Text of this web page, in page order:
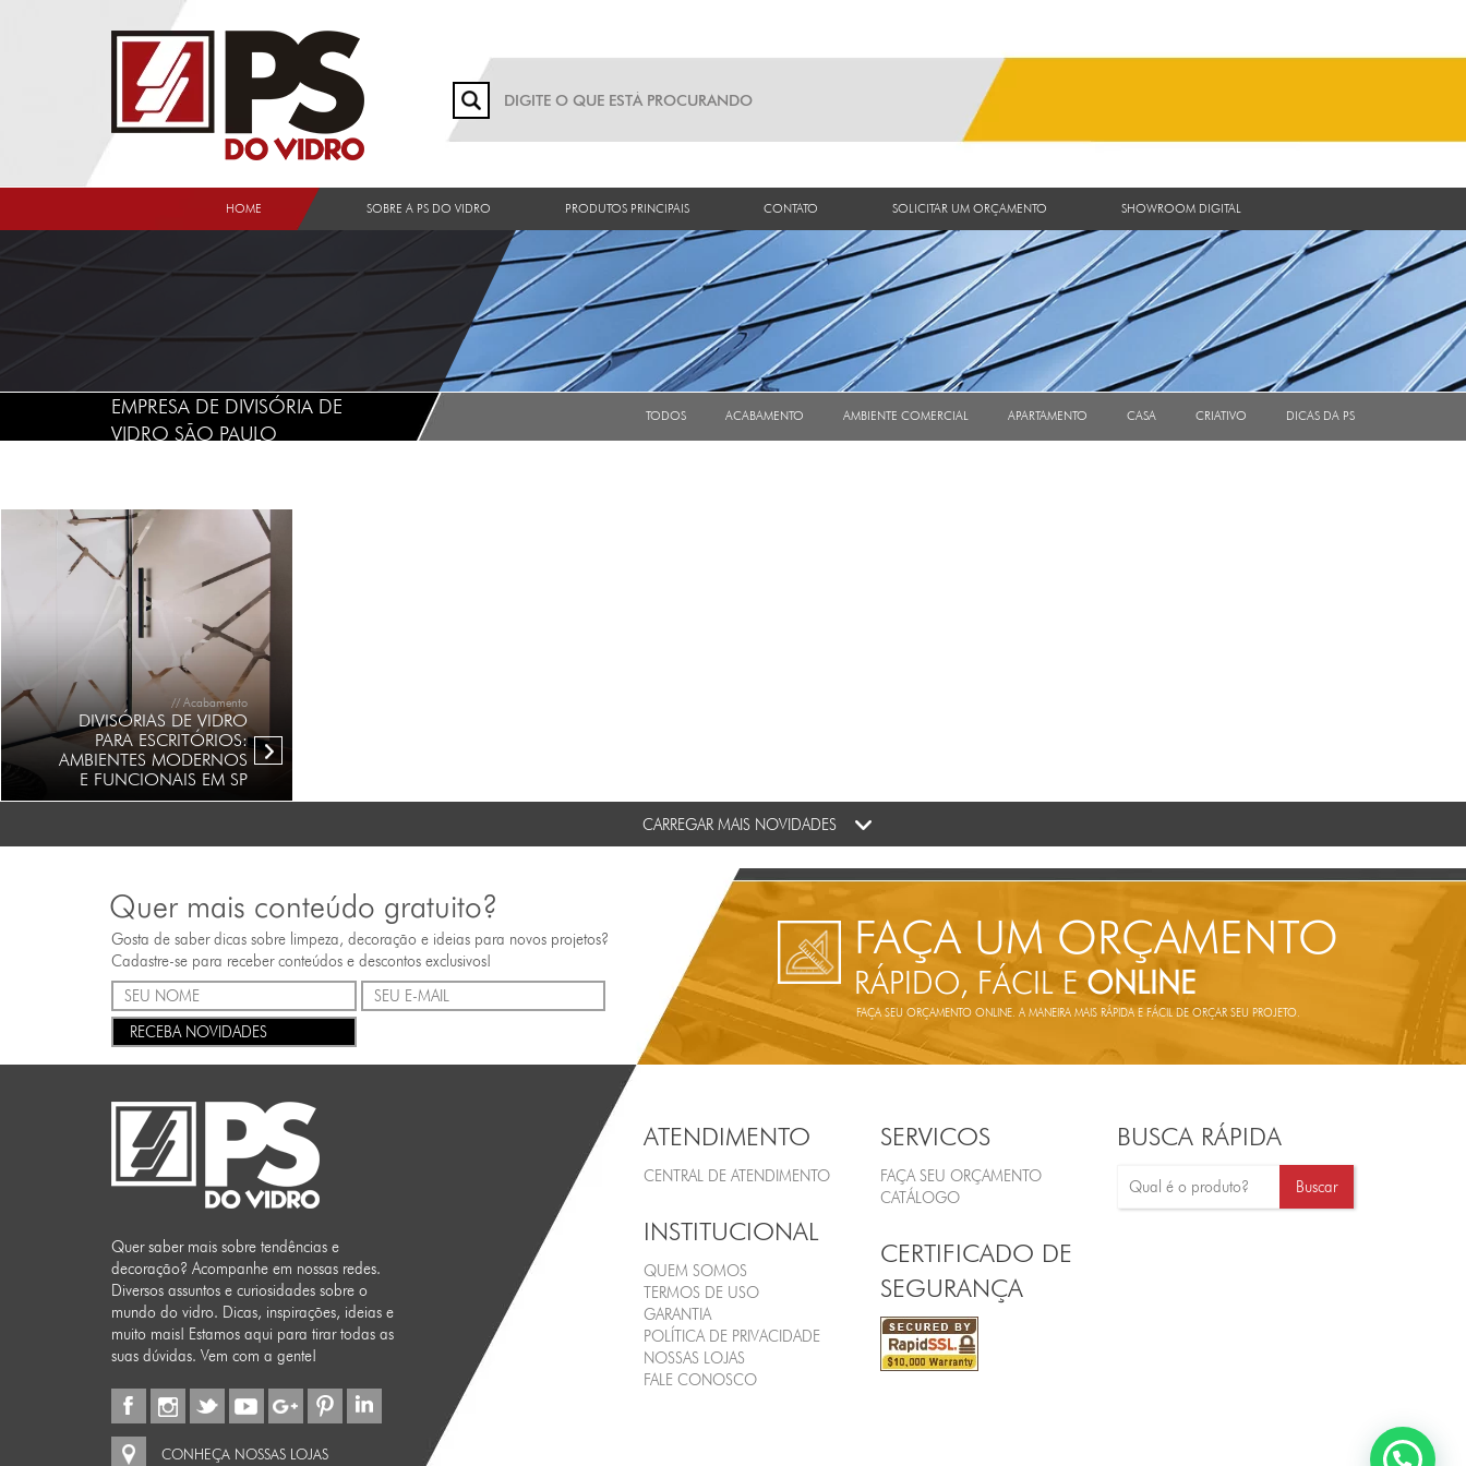
HOME SOBRE A PS DO VIDRO PRODUTOS PRINCIPAIS CONTATO SOLICITAR UM ORÇAMENTO SHOWROOM DIGITAL
EMPRESA DE DIVISÓRIA DE
VIDRO SÃO PAULO
TODOS ACABAMENTO AMBIENTE COMERCIAL APARTAMENTO CASA CRIATIVO DICAS DA PS
// Acabamento
DIVISÓRIAS DE VIDRO
PARA ESCRITÓRIOS:
AMBIENTES MODERNOS
E FUNCIONAIS EM SP
CARREGAR MAIS NOVIDADES
Quer mais conteúdo gratuito?
Gosta de saber dicas sobre limpeza, decoração e ideias para novos projetos?
Cadastre-se para receber conteúdos e descontos exclusivos!
RECEBA NOVIDADES
FAÇA UM ORÇAMENTO
RÁPIDO, FÁCIL EONLINE
FAÇA SEU ORÇAMENTO ONLINE. A MANEIRA MAIS RÁPIDA E FÁCIL DE ORÇAR SEU PROJETO.
Quer saber mais sobre tendências e
decoração? Acompanhe em nossas redes.
Diversos assuntos e curiosidades sobre o
mundo do vidro. Dicas, inspirações, ideias e
muito mais! Estamos aqui para tirar todas as
suas dúvidas. Vem com a gente!
CONHEÇA NOSSAS LOJAS
ATENDIMENTO
CENTRAL DE ATENDIMENTO
INSTITUCIONAL
QUEM SOMOS
TERMOS DE USO
GARANTIA
POLÍTICA DE PRIVACIDADE
NOSSAS LOJAS
FALE CONOSCO
SERVICOS
FAÇA SEU ORÇAMENTO
CATÁLOGO
CERTIFICADO DE
SEGURANÇA
BUSCA RÁPIDA